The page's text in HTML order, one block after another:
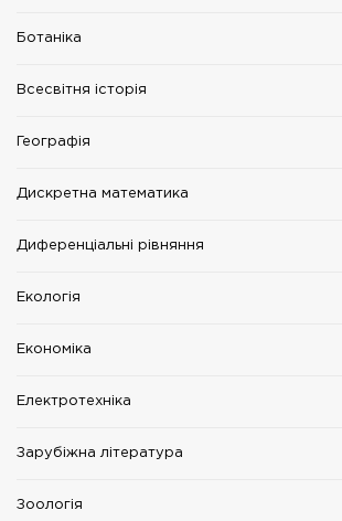
Ботаніка
Всесвітня історія
Географія
Дискретна математика
Диференціальні рівняння
Екологія
Економіка
Електротехніка
Зарубіжна література
Зоологія